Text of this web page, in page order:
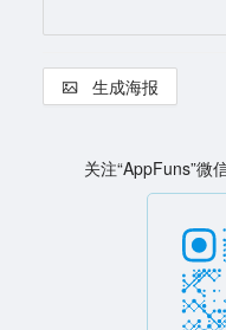
生成海报
关注“AppFuns”微